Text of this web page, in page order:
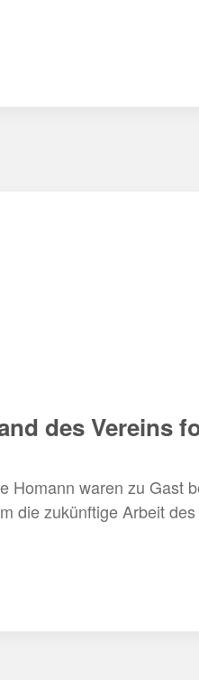
des Vereins
Homann waren zu Gast
die zukünftige Arbeit